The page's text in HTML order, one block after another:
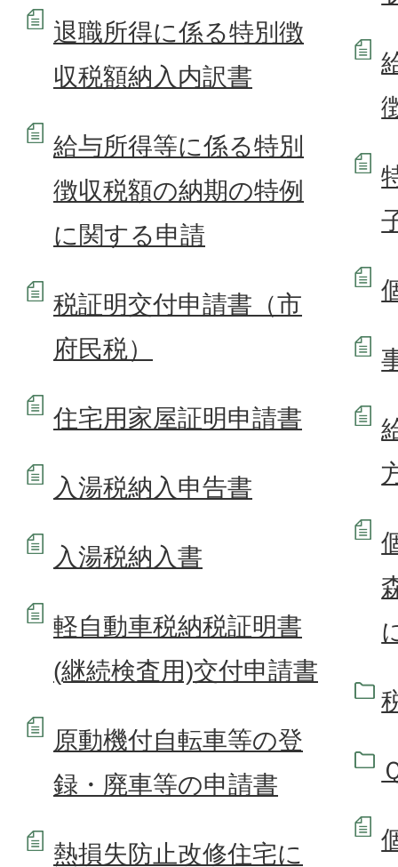
退職所得に係る特別徴
収税額納入内訳書
給与所得等に係る特別
徴収税額の納期の特例
に関する申請
税証明交付申請書（市
府民税）
住宅用家屋証明申請書
入湯税納入申告書
入湯税納入書
軽自動車税納税証明書
(継続検査用)交付申請書
原動機付自転車等の登
録・廃車等の申請書
熱損失防止改修住宅に